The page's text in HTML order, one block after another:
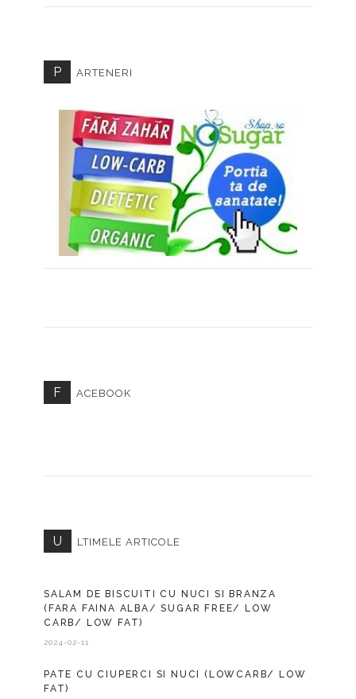
P ARTENERI
F ACEBOOK
U LTIMELE ARTICOLE
SALAM DE BISCUITI CU NUCI SI BRANZA
(FARA FAINA ALBA/ SUGAR FREE/ LOW
CARB/ LOW FAT)
2024-02-11
PATE CU CIUPERCI SI NUCI (LOWCARB/ LOW
FAT)